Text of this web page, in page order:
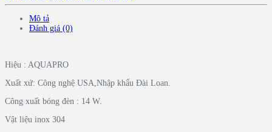
Mô tả
Đánh giá (0)
Hiệu : AQUAPRO
Xuất xứ: Công nghệ USA,Nhập khẩu Đài Loan.
Công xuất bóng đèn : 14 W.
Vật liệu inox 304